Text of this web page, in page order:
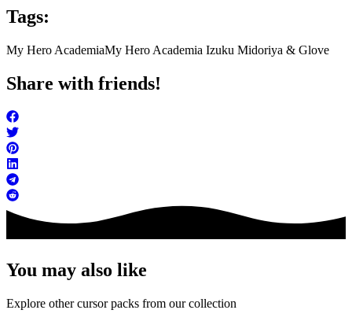
Tags:
My Hero AcademiaMy Hero Academia Izuku Midoriya & Glove
Share with friends!
You may also like
Explore other cursor packs from our collection